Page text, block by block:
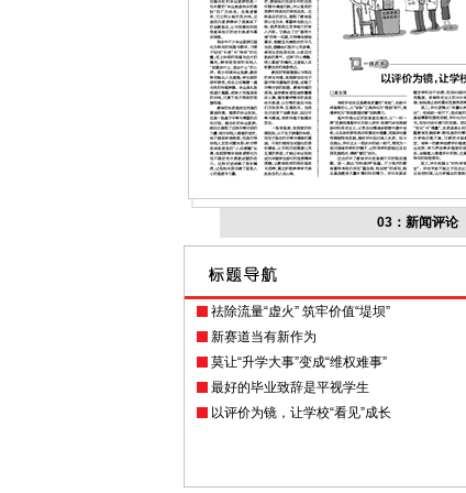
03：新闻评论
祛除流量“虚火” 筑牢价值“堤坝”
新赛道当有新作为
莫让“升学大事”变成“维权难事”
最好的毕业致辞是平视学生
以评价为镜，让学校“看见”成长